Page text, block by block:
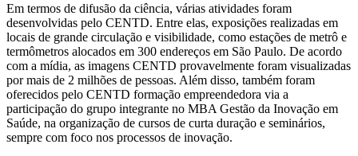
Em termos de difusão da ciência, várias atividades foram
desenvolvidas pelo CENTD. Entre elas, exposições realizadas em
locais de grande circulação e visibilidade, como estações de metrô e
termômetros alocados em 300 endereços em São Paulo. De acordo
com a mídia, as imagens CENTD provavelmente foram visualizadas
por mais de 2 milhões de pessoas. Além disso, também foram
oferecidos pelo CENTD formação empreendedora via a
participação do grupo integrante no MBA Gestão da Inovação em
Saúde, na organização de cursos de curta duração e seminários,
sempre com foco nos processos de inovação.